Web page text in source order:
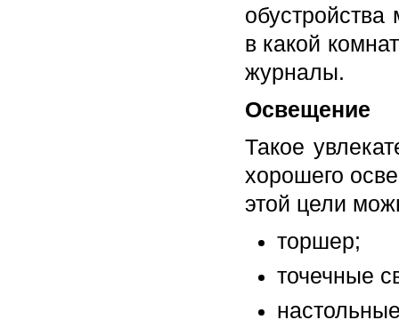
в какой
журналы.
Освещение
Такое
хорошего
этой цели
торшер;
точечные